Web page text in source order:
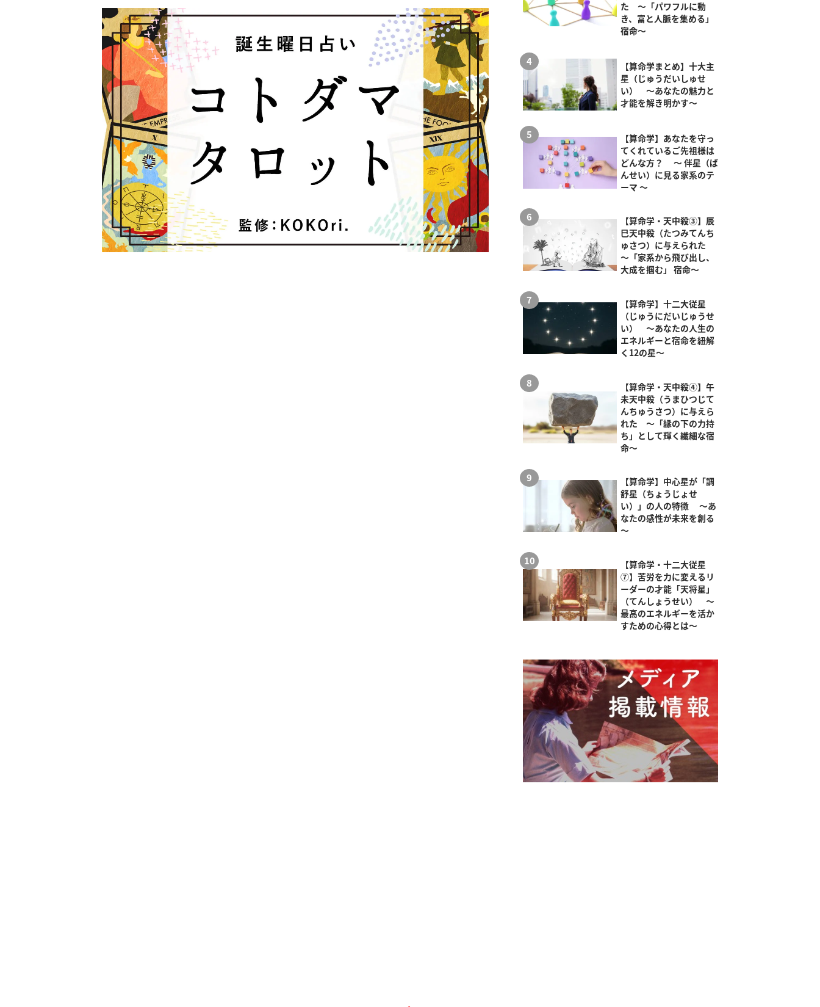
た ～「パワフルに動
き、富と人脈を集める」
宿命～
【算命学まとめ】十大主
星（じゅうだいしゅせ
い） ～あなたの魅力と
才能を解き明かす～
【算命学】あなたを守っ
てくれているご先祖様は
どんな方？ ～ 伴星（ば
んせい）に見る家系のテ
ーマ ～
【算命学・天中殺③】辰
巳天中殺（たつみてんち
ゅさつ）に与えられた
～「家系から飛び出し、
大成を掴む」 宿命～
【算命学】十二大従星
（じゅうにだいじゅうせ
い） ～あなたの人生の
エネルギーと宿命を紐解
く12の星～
【算命学・天中殺④】午
未天中殺（うまひつじて
んちゅうさつ）に与えら
れた ～「縁の下の力持
ち」として輝く繊細な宿
命～
【算命学】中心星が「調
舒星（ちょうじょせ
い）」の人の特徴 ～あ
なたの感性が未来を創る
～
【算命学・十二大従星
⑦】苦労を力に変えるリ
ーダーの才能「天将星」
（てんしょうせい） ～
最高のエネルギーを活か
すための心得とは～